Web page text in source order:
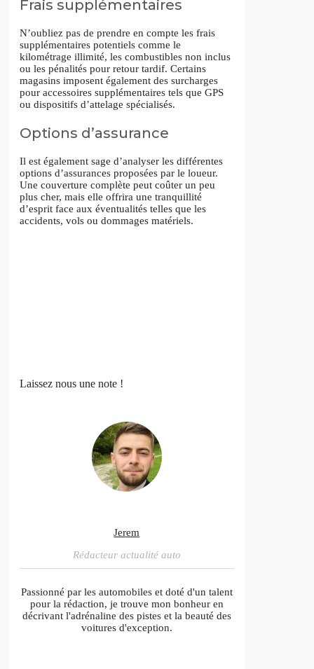
Frais supplémentaires
N’oubliez pas de prendre en compte les frais
supplémentaires potentiels comme le
kilométrage illimité, les combustibles non inclus
ou les pénalités pour retour tardif. Certains
magasins imposent également des surcharges
pour accessoires supplémentaires tels que GPS
ou dispositifs d’attelage spécialisés.
Options d’assurance
Il est également sage d’analyser les différentes
options d’assurances proposées par le loueur.
Une couverture complète peut coûter un peu
plus cher, mais elle offrira une tranquillité
d’esprit face aux éventualités telles que les
accidents, vols ou dommages matériels.
Laissez nous une note !
Jerem
Rédacteur actualité auto
Passionné par les automobiles et doté d'un talent
pour la rédaction, je trouve mon bonheur en
décrivant l'adrénaline des pistes et la beauté des
voitures d'exception.